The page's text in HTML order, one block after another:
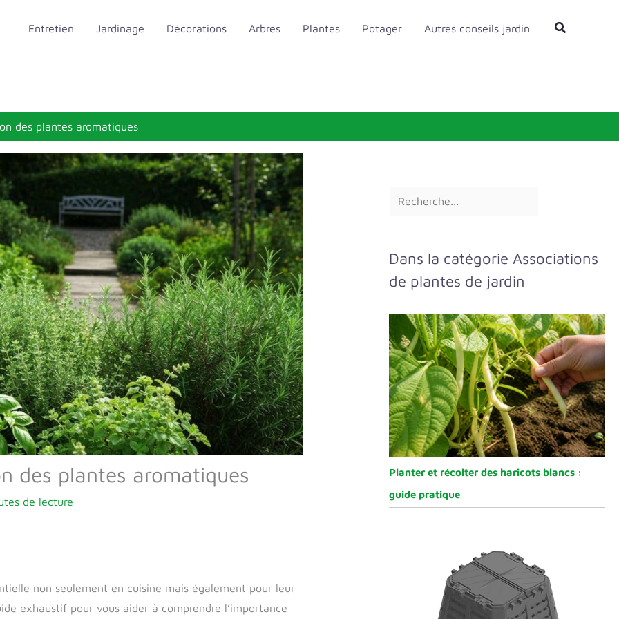
Entretien Jardinage Décorations Arbres Plantes Potager Autres conseils jardin Rechercher
des plantes aromatiques
des plantes aromatiques
de lecture
non seulement en cuisine mais également pour leur
exhaustif pour vous aider à comprendre l’importance
e
c
Dans la catégorie Associations
de plantes de jardin
Planter et récolter des haricots blancs :
guide pratique